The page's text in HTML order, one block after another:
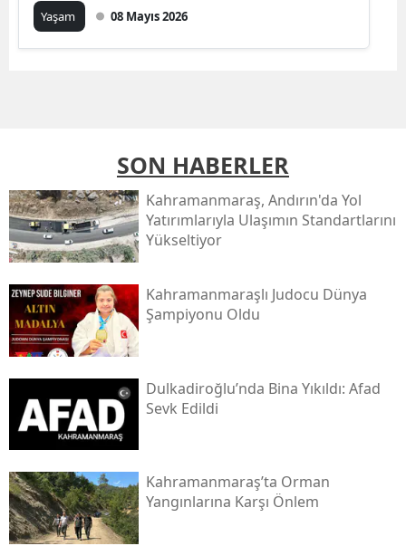
Yaşam 08 Mayıs 2026
SON HABERLER
Kahramanmaraş, Andırın'da Yol
Yatırımlarıyla Ulaşımın Standartlarını
Yükseltiyor
Kahramanmaraşlı Judocu Dünya
Şampiyonu Oldu
Dulkadiroğlu’nda Bina Yıkıldı: Afad
Sevk Edildi
Kahramanmaraş’ta Orman
Yangınlarına Karşı Önlem